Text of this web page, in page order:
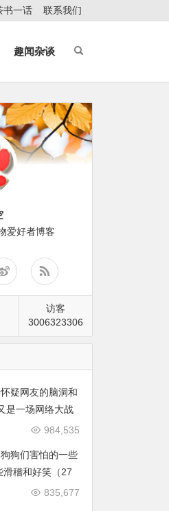
书一话 联系我们
趣闻杂谈
爱好者博客
访客
3006323306
疑网友的脑洞和
是一场网络大战
984,535
狗们害怕的一些
滑稽和好笑（27
835,677